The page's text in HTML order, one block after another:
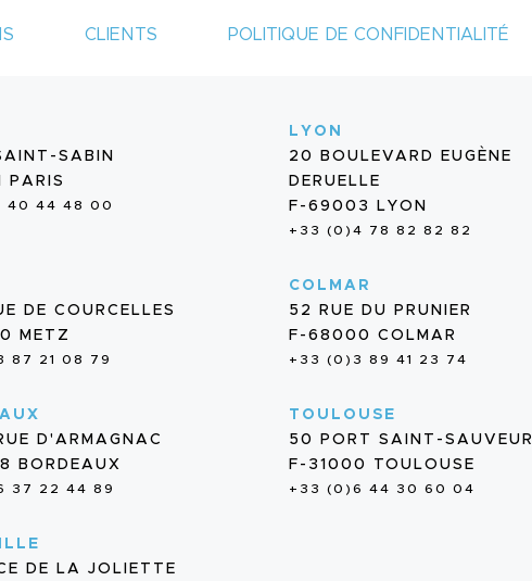
CLIENTS POLITIQUE DE CONFIDENTIALITÉ
SABIN
PARIS
40 44 48 00
LYON
20 BOULEVARD EUGÈNE
DERUELLE
F-69003 LYON
+33 (0)4 78 82 82 82
DE COURCELLES
METZ
87 21 08 79
COLMAR
52 RUE DU PRUNIER
F-68000 COLMAR
+33 (0)3 89 41 23 74
D'ARMAGNAC
BORDEAUX
37 22 44 89
TOULOUSE
50 PORT SAINT-SAUVEUR
F-31000 TOULOUSE
+33 (0)6 44 30 60 04
DE LA JOLIETTE